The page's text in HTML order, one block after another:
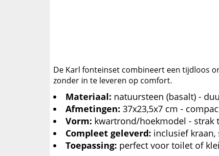
De Karl fonteinset combineert een tijdloos
zonder in te leveren op comfort.
Materiaal: natuursteen (basalt) -
Afmetingen: 37x23,5x7 cm -
Vorm: kwartrond/hoekmodel - strak
Compleet geleverd: inclusief
Toepassing: perfect voor toilet of